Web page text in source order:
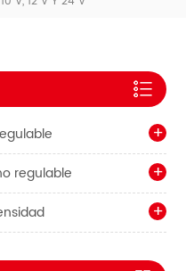
regulable